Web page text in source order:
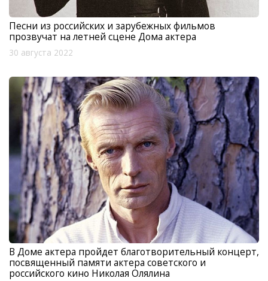
Песни из российских и зарубежных фильмов
прозвучат на летней сцене Дома актера
30 августа 2022
В Доме актера пройдет благотворительный концерт,
посвященный памяти актера советского и
российского кино Николая Олялина